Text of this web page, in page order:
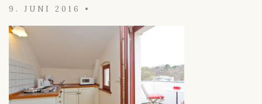
9. JUNI 2016 •